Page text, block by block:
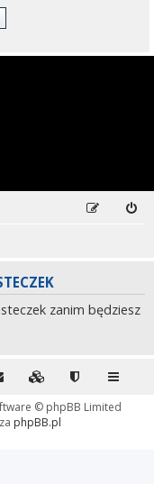
zanim będziesz
© phpBB Limited
phpBB.pl